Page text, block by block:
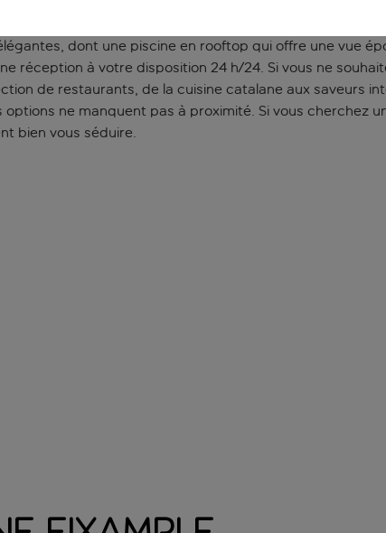
de cafés, de bars et de boutiques.
dont une piscine en rooftop qui offre une vue
réception à votre disposition 24 h/24. Si vous ne
de restaurants, de la cuisine catalane aux saveurs
ne manquent pas à proximité. Si vous cherchez
bien vous séduire.